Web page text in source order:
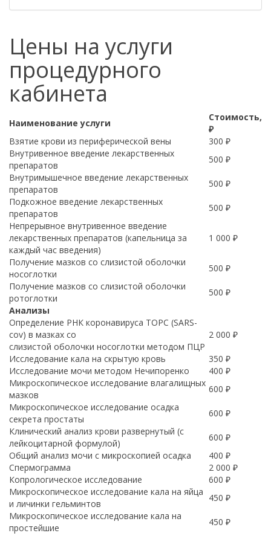
Цены на услуги
процедурного
кабинета
Наименование услуги
Стоимость,
₽
Взятие крови из периферической вены
300 ₽
Внутривенное введение лекарственных
препаратов
500 ₽
Внутримышечное введение лекарственных
препаратов
500 ₽
Подкожное введение лекарственных
препаратов
500 ₽
Непрерывное внутривенное введение
лекарственных препаратов (капельница за
каждый час введения)
1 000 ₽
Получение мазков со слизистой оболочки
носоглотки
500 ₽
Получение мазков со слизистой оболочки
ротоглотки
500 ₽
Анализы
Определение РНК коронавируса ТОРС (SARS-
cov) в мазках со
слизистой оболочки носоглотки методом ПЦР
2 000 ₽
Исследование кала на скрытую кровь
350 ₽
Исследование мочи методом Нечипоренко
400 ₽
Микроскопическое исследование влагалищных
мазков
600 ₽
Микроскопическое исследование осадка
секрета простаты
600 ₽
Клинический анализ крови развернутый (с
лейкоцитарной формулой)
600 ₽
Общий анализ мочи с микроскопией осадка
400 ₽
Спермограмма
2 000 ₽
Копрологическое исследование
600 ₽
Микроскопическое исследование кала на яйца
и личинки гельминтов
450 ₽
Микроскопическое исследование кала на
простейшие
450 ₽